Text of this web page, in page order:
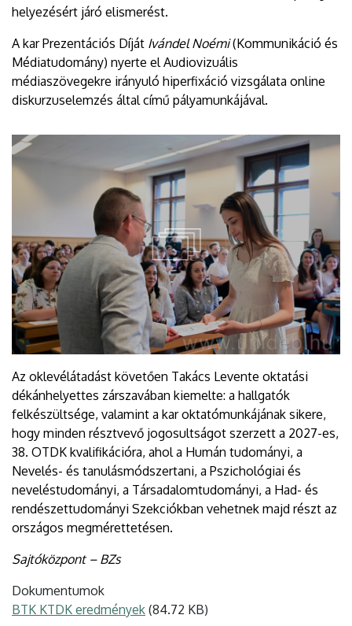
helyezésért járó elismerést.
A kar Prezentációs Díját Ivándel Noémi(Kommunikáció és
Médiatudomány) nyerte el Audiovizuális
médiaszövegekre irányuló hiperfixáció vizsgálata online
diskurzuselemzés által című pályamunkájával.
Az oklevélátadást követően Takács Levente oktatási
dékánhelyettes zárszavában kiemelte: a hallgatók
felkészültsége, valamint a kar oktatómunkájának sikere,
hogy minden résztvevő jogosultságot szerzett a 2027-es,
38. OTDK kvalifikációra, ahol a Humán tudományi, a
Nevelés- és tanulásmódszertani, a Pszichológiai és
neveléstudományi, a Társadalomtudományi, a Had- és
rendészettudományi Szekciókban vehetnek majd részt az
országos megmérettetésen.
Sajtóközpont – BZs
Dokumentumok
BTK KTDK eredmények (84.72 KB)